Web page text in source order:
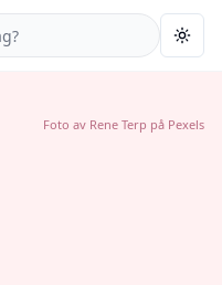
Foto av Rene Terp på Pexels